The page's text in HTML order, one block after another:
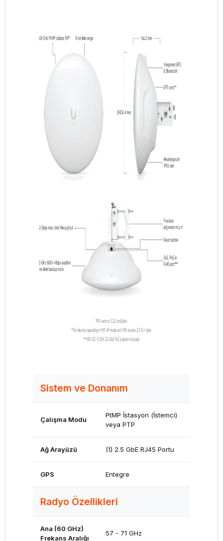
Sistem ve Donanım
Çalışma Modu
PtMP İstasyon (İstemci)
veya PTP
Ağ Arayüzü (1) 2.5 GbE RJ45 Portu
GPS Entegre
Radyo Özellikleri
Ana (60 GHz)
Frekans Aralığı
57 - 71 GHz